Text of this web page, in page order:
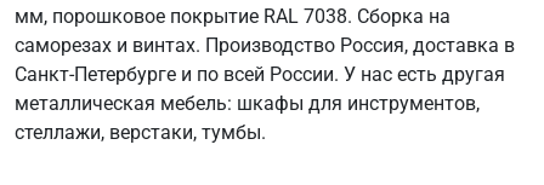
мм, порошковое покрытие RAL 7038. Сборка на
саморезах и винтах. Производство Россия, доставка в
Санкт-Петербурге и по всей России. У нас есть другая
металлическая мебель: шкафы для инструментов,
стеллажи, верстаки, тумбы.